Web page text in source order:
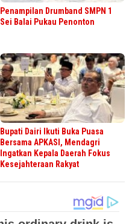
Penampilan Drumband SMPN 1
Sei Balai Pukau Penonton
Bupati Dairi Ikuti Buka Puasa
Bersama APKASI, Mendagri
Ingatkan Kepala Daerah Fokus
Kesejahteraan Rakyat